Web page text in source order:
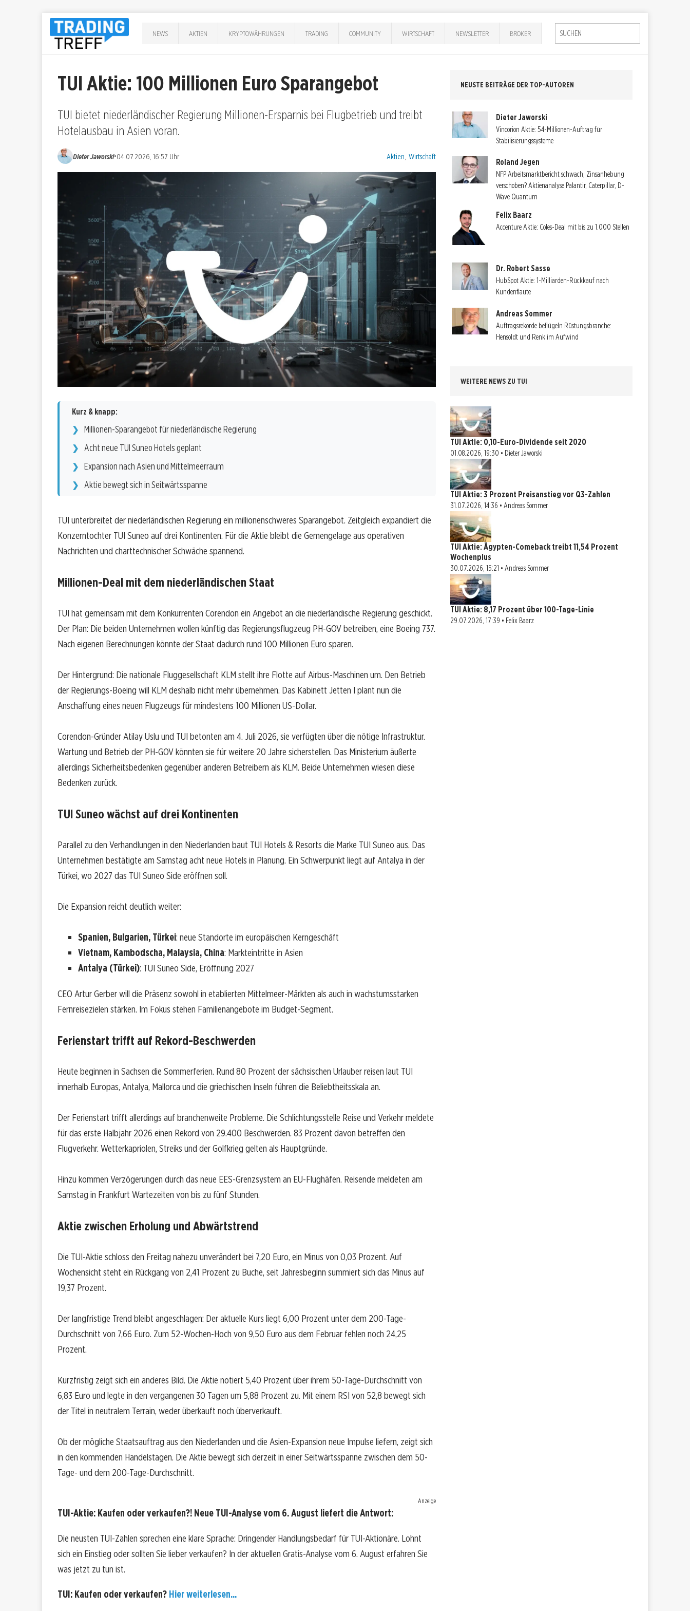
NEWS AKTIEN KRYPTOWÄHRUNGEN TRADING COMMUNITY WIRTSCHAFT NEWSLETTER BROKER
TUI Aktie: 100 Millionen Euro Sparangebot
TUI bietet niederländischer Regierung Millionen-Ersparnis bei Flugbetrieb und treibt
Hotelausbau in Asien voran.
Dieter Jaworski•04.07.2026, 16:57 Uhr Kategorien:
Aktien Wirtschaft
Kurz & knapp:
Millionen-Sparangebot für niederländische Regierung
Acht neue TUI Suneo Hotels geplant
Expansion nach Asien und Mittelmeerraum
Aktie bewegt sich in Seitwärtsspanne
TUI unterbreitet der niederländischen Regierung ein millionenschweres Sparangebot. Zeitgleich expandiert die
Konzerntochter TUI Suneo auf drei Kontinenten. Für die Aktie bleibt die Gemengelage aus operativen
Nachrichten und charttechnischer Schwäche spannend.
Millionen-Deal mit dem niederländischen Staat
TUI hat gemeinsam mit dem Konkurrenten Corendon ein Angebot an die niederländische Regierung geschickt.
Der Plan: Die beiden Unternehmen wollen künftig das Regierungsflugzeug PH-GOV betreiben, eine Boeing 737.
Nach eigenen Berechnungen könnte der Staat dadurch rund 100 Millionen Euro sparen.
Der Hintergrund: Die nationale Fluggesellschaft KLM stellt ihre Flotte auf Airbus-Maschinen um. Den Betrieb
der Regierungs-Boeing will KLM deshalb nicht mehr übernehmen. Das Kabinett Jetten I plant nun die
Anschaffung eines neuen Flugzeugs für mindestens 100 Millionen US-Dollar.
Corendon-Gründer Atilay Uslu und TUI betonten am 4. Juli 2026, sie verfügten über die nötige Infrastruktur.
Wartung und Betrieb der PH-GOV könnten sie für weitere 20 Jahre sicherstellen. Das Ministerium äußerte
allerdings Sicherheitsbedenken gegenüber anderen Betreibern als KLM. Beide Unternehmen wiesen diese
Bedenken zurück.
TUI Suneo wächst auf drei Kontinenten
Parallel zu den Verhandlungen in den Niederlanden baut TUI Hotels & Resorts die Marke TUI Suneo aus. Das
Unternehmen bestätigte am Samstag acht neue Hotels in Planung. Ein Schwerpunkt liegt auf Antalya in der
Türkei, wo 2027 das TUI Suneo Side eröffnen soll.
Die Expansion reicht deutlich weiter:
Spanien, Bulgarien, Türkei: neue Standorte im europäischen Kerngeschäft
Vietnam, Kambodscha, Malaysia, China: Markteintritte in Asien
Antalya (Türkei): TUI Suneo Side, Eröffnung 2027
CEO Artur Gerber will die Präsenz sowohl in etablierten Mittelmeer-Märkten als auch in wachstumsstarken
Fernreisezielen stärken. Im Fokus stehen Familienangebote im Budget-Segment.
Ferienstart trifft auf Rekord-Beschwerden
Heute beginnen in Sachsen die Sommerferien. Rund 80 Prozent der sächsischen Urlauber reisen laut TUI
innerhalb Europas, Antalya, Mallorca und die griechischen Inseln führen die Beliebtheitsskala an.
Der Ferienstart trifft allerdings auf branchenweite Probleme. Die Schlichtungsstelle Reise und Verkehr meldete
für das erste Halbjahr 2026 einen Rekord von 29.400 Beschwerden. 83 Prozent davon betreffen den
Flugverkehr. Wetterkapriolen, Streiks und der Golfkrieg gelten als Hauptgründe.
Hinzu kommen Verzögerungen durch das neue EES-Grenzsystem an EU-Flughäfen. Reisende meldeten am
Samstag in Frankfurt Wartezeiten von bis zu fünf Stunden.
Aktie zwischen Erholung und Abwärtstrend
Die TUI-Aktie schloss den Freitag nahezu unverändert bei 7,20 Euro, ein Minus von 0,03 Prozent. Auf
Wochensicht steht ein Rückgang von 2,41 Prozent zu Buche, seit Jahresbeginn summiert sich das Minus auf
19,37 Prozent.
Der langfristige Trend bleibt angeschlagen: Der aktuelle Kurs liegt 6,00 Prozent unter dem 200-Tage-
Durchschnitt von 7,66 Euro. Zum 52-Wochen-Hoch von 9,50 Euro aus dem Februar fehlen noch 24,25
Prozent.
Kurzfristig zeigt sich ein anderes Bild. Die Aktie notiert 5,40 Prozent über ihrem 50-Tage-Durchschnitt von
6,83 Euro und legte in den vergangenen 30 Tagen um 5,88 Prozent zu. Mit einem RSI von 52,8 bewegt sich
der Titel in neutralem Terrain, weder überkauft noch überverkauft.
Ob der mögliche Staatsauftrag aus den Niederlanden und die Asien-Expansion neue Impulse liefern, zeigt sich
in den kommenden Handelstagen. Die Aktie bewegt sich derzeit in einer Seitwärtsspanne zwischen dem 50-
Tage- und dem 200-Tage-Durchschnitt.
Anzeige
TUI-Aktie: Kaufen oder verkaufen?! Neue TUI-Analyse vom 6. August liefert die Antwort:
Die neusten TUI-Zahlen sprechen eine klare Sprache: Dringender Handlungsbedarf für TUI-Aktionäre. Lohnt
sich ein Einstieg oder sollten Sie lieber verkaufen? In der aktuellen Gratis-Analyse vom 6. August erfahren Sie
was jetzt zu tun ist.
TUI: Kaufen oder verkaufen? Hier weiterlesen...
NEUSTE BEITRÄGE DER TOP-AUTOREN
Dieter Jaworski
Vincorion Aktie: 54-Millionen-Auftrag für
Stabilisierungssysteme
Roland Jegen
NFP Arbeitsmarktbericht schwach, Zinsanhebung
verschoben? Aktienanalyse Palantir, Caterpillar, D-
Wave Quantum
Felix Baarz
Accenture Aktie: Coles-Deal mit bis zu 1.000 Stellen
Dr. Robert Sasse
HubSpot Aktie: 1-Milliarden-Rückkauf nach
Kundenflaute
Andreas Sommer
Auftragsrekorde beflügeln Rüstungsbranche:
Hensoldt und Renk im Aufwind
WEITERE NEWS ZU TUI
TUI Aktie: 0,10-Euro-Dividende seit 2020
01.08.2026, 19:30 • Dieter Jaworski
TUI Aktie: 3 Prozent Preisanstieg vor Q3-Zahlen
31.07.2026, 14:36 • Andreas Sommer
TUI Aktie: Ägypten-Comeback treibt 11,54 Prozent
Wochenplus
30.07.2026, 15:21 • Andreas Sommer
TUI Aktie: 8,17 Prozent über 100-Tage-Linie
29.07.2026, 17:39 • Felix Baarz